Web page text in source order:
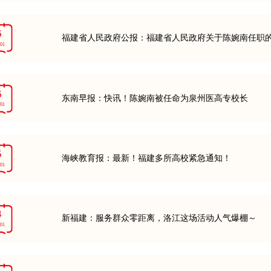
福建省人民政府公报：福建省人民政府关于陈婉南任职
东南早报：快讯！陈婉南被任命为泉州医高专校长
海峡教育报：最新！福建多所高校紧急通知！
新福建：服务群众零距离，洛江这场活动人气爆棚～